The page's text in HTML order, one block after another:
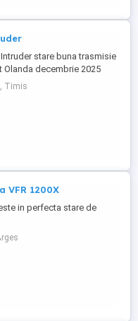
stare buna trasmisie
Olanda decembrie 2025
IN FEBRUARIE Nu raspund
cu ATV plus sau minus
Timis
VFR 1200X
in perfecta stare de